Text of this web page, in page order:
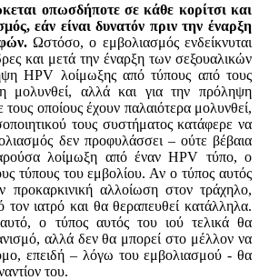
οπωσδήποτε σε κάθε κορίτσι και
εάν είναι δυνατόν πριν την έναρξη
Ωστόσο, ο εμβολιασμός ενδείκνυται
και μετά την έναρξη των σεξουαλικών
HPV λοίμωξης από τύπους από τους
μολυνθεί, αλλά και για την πρόληψη
οποίους έχουν παλαιότερα μολυνθεί,
τους συστήματος κατάφερε να
δεν προφυλάσσει – ούτε βέβαια
λοίμωξη από έναν HPV τύπο, ο
τύπους του εμβολίου. Αν ο τύπος αυτός
προκαρκινική αλλοίωση στον τράχηλο,
τον ιατρό και θα θεραπευθεί κατάλληλα.
ο τύπος αυτός του ιού τελικά θα
αλλά δεν θα μπορεί στο μέλλον να
επειδή – λόγω του εμβολιασμού - θα
του.